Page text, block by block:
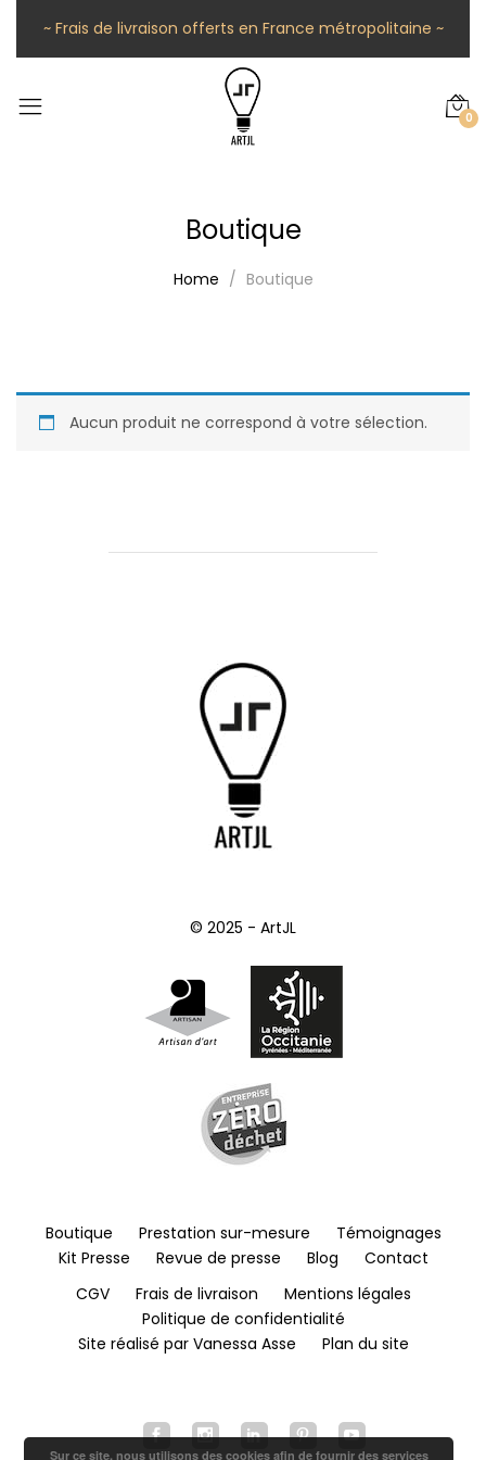
~ Frais de livraison offerts en France métropolitaine ~
0
Boutique
Home Boutique
Aucun produit ne correspond à votre sélection.
© 2025 - ArtJL
Boutique Prestation sur-mesure
Témoignages
Kit Presse
Revue de presse Blog
Contact
CGV
Frais de livraison
Mentions légales
Politique de confidentialité
Site réalisé par Vanessa Asse
Plan du site
Sur ce site, nous utilisons des cookies afin de fournir des services